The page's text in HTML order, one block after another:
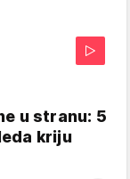
u stranu: 5
kriju